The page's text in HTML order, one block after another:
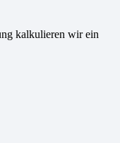
kalkulieren wir ein